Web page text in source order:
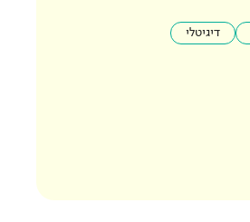
דיגיטלי